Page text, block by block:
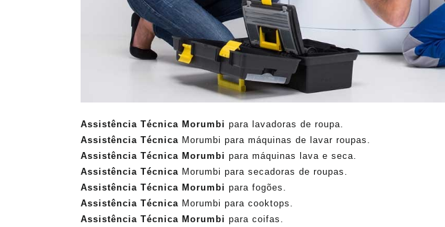
Assistência Técnica Morumbi para lavadoras de roupa.
Assistência Técnica Morumbi para máquinas de lavar roupas.
Assistência Técnica Morumbi para máquinas lava e seca.
Assistência Técnica Morumbi para secadoras de roupas.
Assistência Técnica Morumbi para fogões.
Assistência Técnica Morumbi para cooktops.
Assistência Técnica Morumbi para coifas.